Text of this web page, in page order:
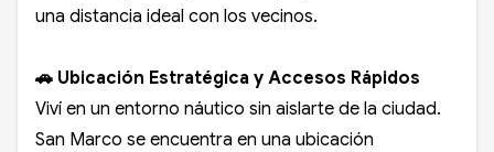
una distancia ideal con los vecinos.
🚗 Ubicación Estratégica y Accesos Rápidos
Viví en un entorno náutico sin aislarte de la ciudad.
San Marco se encuentra en una ubicación